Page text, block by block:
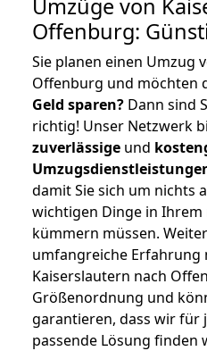
Umzüge von
Offenburg:
Sie planen einen Umzug
Offenburg und möchten
Geld sparen? Dann sind
richtig! Unser Netzwerk
zuverlässige und
damit Sie sich um nichts
wichtigen Dinge in Ihrem
kümmern müssen.
umfangreiche Erfahrung
Kaiserslautern nach
Größenordnung und
garantieren, dass wir für
passende Lösung finden